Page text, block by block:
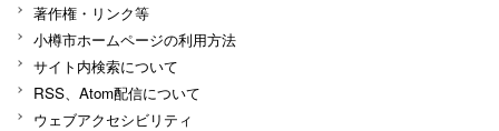
著作権・リンク等
小樽市ホームページの利用方法
サイト内検索について
RSS、Atom配信について
ウェブアクセシビリティ